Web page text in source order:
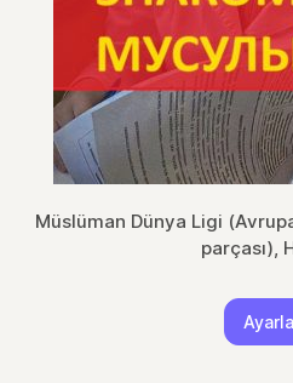
Müslüman Dünya Ligi
parçası),